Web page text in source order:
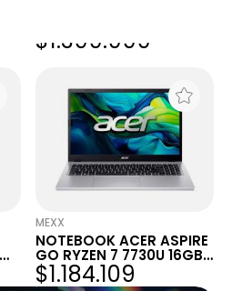
NEGRO
$1.399.999
MEXX
NOTEBOOK ACER ASPIRE
GO RYZEN 7 7730U 16GB
SSD 512GB 15.6" WIN11
$1.184.109